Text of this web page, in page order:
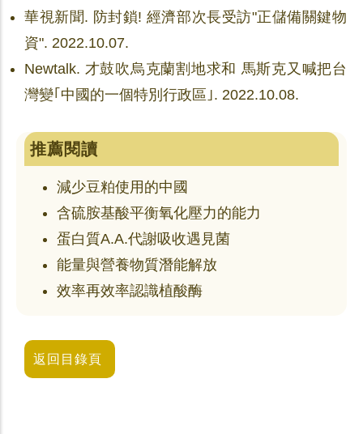
華視新聞. 防封鎖! 經濟部次長受訪"正儲備關鍵物
資". 2022.10.07.
Newtalk. 才鼓吹烏克蘭割地求和 馬斯克又喊把台
灣變｢中國的一個特別行政區｣. 2022.10.08.
推薦閱讀
減少豆粕使用的中國
含硫胺基酸平衡氧化壓力的能力
蛋白質A.A.代謝吸收遇見菌
能量與營養物質潛能解放
效率再效率認識植酸酶
返回目錄頁